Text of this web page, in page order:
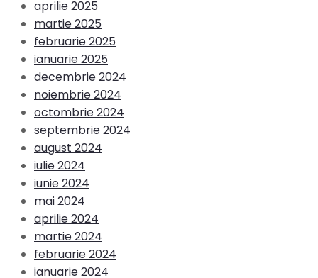
aprilie 2025
martie 2025
februarie 2025
ianuarie 2025
decembrie 2024
noiembrie 2024
octombrie 2024
septembrie 2024
august 2024
iulie 2024
iunie 2024
mai 2024
aprilie 2024
martie 2024
februarie 2024
ianuarie 2024